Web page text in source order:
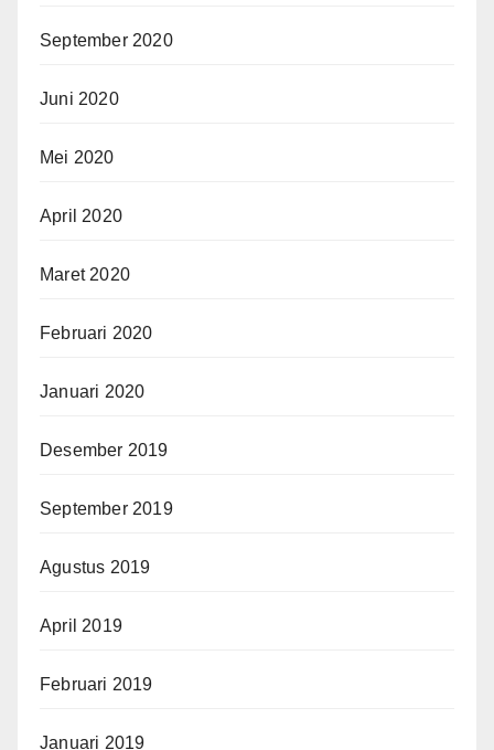
September 2020
Juni 2020
Mei 2020
April 2020
Maret 2020
Februari 2020
Januari 2020
Desember 2019
September 2019
Agustus 2019
April 2019
Februari 2019
Januari 2019